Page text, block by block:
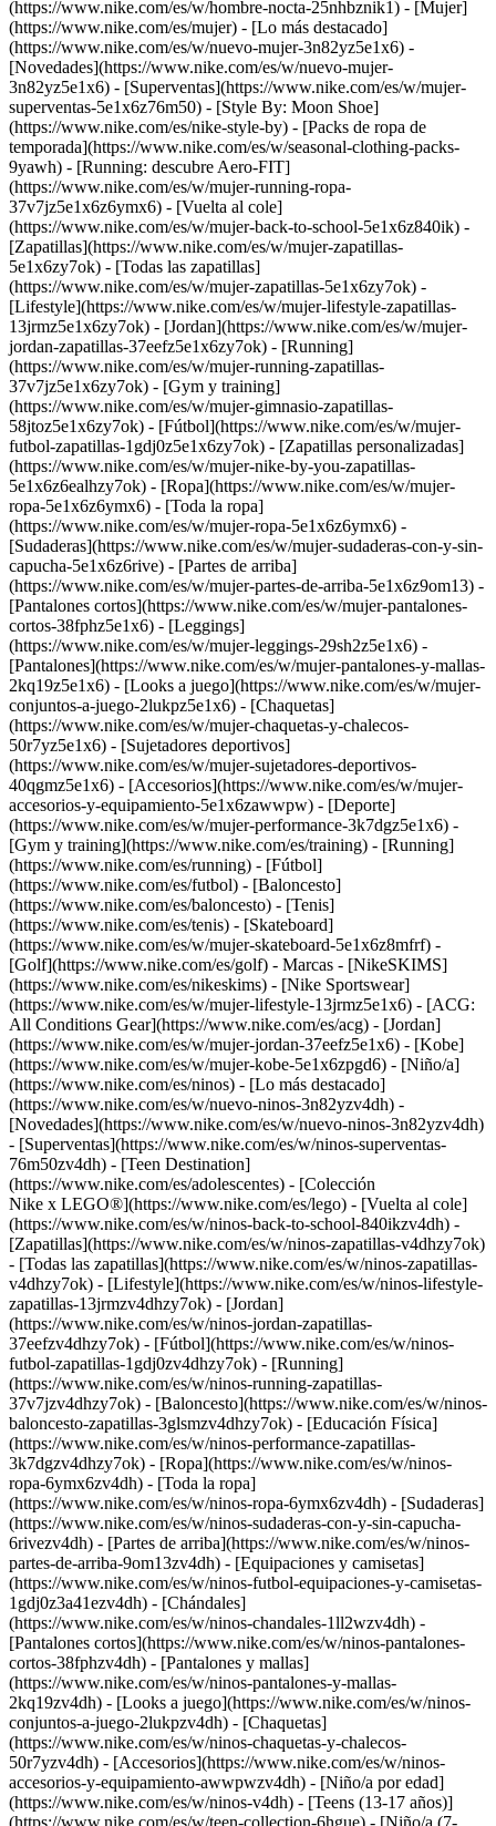
(https://www.nike.com/es/w/hombre-nocta-25nhbznik1) - [Mujer]
(https://www.nike.com/es/mujer) - [Lo más destacado]
(https://www.nike.com/es/w/nuevo-mujer-3n82yz5e1x6) -
[Novedades](https://www.nike.com/es/w/nuevo-mujer-
3n82yz5e1x6) - [Superventas](https://www.nike.com/es/w/mujer-
superventas-5e1x6z76m50) - [Style By: Moon Shoe]
(https://www.nike.com/es/nike-style-by) - [Packs de ropa de
temporada](https://www.nike.com/es/w/seasonal-clothing-packs-
9yawh) - [Running: descubre Aero-FIT]
(https://www.nike.com/es/w/mujer-running-ropa-
37v7jz5e1x6z6ymx6) - [Vuelta al cole]
(https://www.nike.com/es/w/mujer-back-to-school-5e1x6z840ik) -
[Zapatillas](https://www.nike.com/es/w/mujer-zapatillas-
5e1x6zy7ok) - [Todas las zapatillas]
(https://www.nike.com/es/w/mujer-zapatillas-5e1x6zy7ok) -
[Lifestyle](https://www.nike.com/es/w/mujer-lifestyle-zapatillas-
13jrmz5e1x6zy7ok) - [Jordan](https://www.nike.com/es/w/mujer-
jordan-zapatillas-37eefz5e1x6zy7ok) - [Running]
(https://www.nike.com/es/w/mujer-running-zapatillas-
37v7jz5e1x6zy7ok) - [Gym y training]
(https://www.nike.com/es/w/mujer-gimnasio-zapatillas-
58jtoz5e1x6zy7ok) - [Fútbol](https://www.nike.com/es/w/mujer-
futbol-zapatillas-1gdj0z5e1x6zy7ok) - [Zapatillas personalizadas]
(https://www.nike.com/es/w/mujer-nike-by-you-zapatillas-
5e1x6z6ealhzy7ok) - [Ropa](https://www.nike.com/es/w/mujer-
ropa-5e1x6z6ymx6) - [Toda la ropa]
(https://www.nike.com/es/w/mujer-ropa-5e1x6z6ymx6) -
[Sudaderas](https://www.nike.com/es/w/mujer-sudaderas-con-y-sin-
capucha-5e1x6z6rive) - [Partes de arriba]
(https://www.nike.com/es/w/mujer-partes-de-arriba-5e1x6z9om13) -
[Pantalones cortos](https://www.nike.com/es/w/mujer-pantalones-
cortos-38fphz5e1x6) - [Leggings]
(https://www.nike.com/es/w/mujer-leggings-29sh2z5e1x6) -
[Pantalones](https://www.nike.com/es/w/mujer-pantalones-y-mallas-
2kq19z5e1x6) - [Looks a juego](https://www.nike.com/es/w/mujer-
conjuntos-a-juego-2lukpz5e1x6) - [Chaquetas]
(https://www.nike.com/es/w/mujer-chaquetas-y-chalecos-
50r7yz5e1x6) - [Sujetadores deportivos]
(https://www.nike.com/es/w/mujer-sujetadores-deportivos-
40qgmz5e1x6) - [Accesorios](https://www.nike.com/es/w/mujer-
accesorios-y-equipamiento-5e1x6zawwpw) - [Deporte]
(https://www.nike.com/es/w/mujer-performance-3k7dgz5e1x6) -
[Gym y training](https://www.nike.com/es/training) - [Running]
(https://www.nike.com/es/running) - [Fútbol]
(https://www.nike.com/es/futbol) - [Baloncesto]
(https://www.nike.com/es/baloncesto) - [Tenis]
(https://www.nike.com/es/tenis) - [Skateboard]
(https://www.nike.com/es/w/mujer-skateboard-5e1x6z8mfrf) -
[Golf](https://www.nike.com/es/golf) - Marcas - [NikeSKIMS]
(https://www.nike.com/es/nikeskims) - [Nike Sportswear]
(https://www.nike.com/es/w/mujer-lifestyle-13jrmz5e1x6) - [ACG:
All Conditions Gear](https://www.nike.com/es/acg) - [Jordan]
(https://www.nike.com/es/w/mujer-jordan-37eefz5e1x6) - [Kobe]
(https://www.nike.com/es/w/mujer-kobe-5e1x6zpgd6) - [Niño/a]
(https://www.nike.com/es/ninos) - [Lo más destacado]
(https://www.nike.com/es/w/nuevo-ninos-3n82yzv4dh) -
[Novedades](https://www.nike.com/es/w/nuevo-ninos-3n82yzv4dh)
- [Superventas](https://www.nike.com/es/w/ninos-superventas-
76m50zv4dh) - [Teen Destination]
(https://www.nike.com/es/adolescentes) - [Colección
Nike x LEGO®](https://www.nike.com/es/lego) - [Vuelta al cole]
(https://www.nike.com/es/w/ninos-back-to-school-840ikzv4dh) -
[Zapatillas](https://www.nike.com/es/w/ninos-zapatillas-v4dhzy7ok)
- [Todas las zapatillas](https://www.nike.com/es/w/ninos-zapatillas-
v4dhzy7ok) - [Lifestyle](https://www.nike.com/es/w/ninos-lifestyle-
zapatillas-13jrmzv4dhzy7ok) - [Jordan]
(https://www.nike.com/es/w/ninos-jordan-zapatillas-
37eefzv4dhzy7ok) - [Fútbol](https://www.nike.com/es/w/ninos-
futbol-zapatillas-1gdj0zv4dhzy7ok) - [Running]
(https://www.nike.com/es/w/ninos-running-zapatillas-
37v7jzv4dhzy7ok) - [Baloncesto](https://www.nike.com/es/w/ninos-
baloncesto-zapatillas-3glsmzv4dhzy7ok) - [Educación Física]
(https://www.nike.com/es/w/ninos-performance-zapatillas-
3k7dgzv4dhzy7ok) - [Ropa](https://www.nike.com/es/w/ninos-
ropa-6ymx6zv4dh) - [Toda la ropa]
(https://www.nike.com/es/w/ninos-ropa-6ymx6zv4dh) - [Sudaderas]
(https://www.nike.com/es/w/ninos-sudaderas-con-y-sin-capucha-
6rivezv4dh) - [Partes de arriba](https://www.nike.com/es/w/ninos-
partes-de-arriba-9om13zv4dh) - [Equipaciones y camisetas]
(https://www.nike.com/es/w/ninos-futbol-equipaciones-y-camisetas-
1gdj0z3a41ezv4dh) - [Chándales]
(https://www.nike.com/es/w/ninos-chandales-1ll2wzv4dh) -
[Pantalones cortos](https://www.nike.com/es/w/ninos-pantalones-
cortos-38fphzv4dh) - [Pantalones y mallas]
(https://www.nike.com/es/w/ninos-pantalones-y-mallas-
2kq19zv4dh) - [Looks a juego](https://www.nike.com/es/w/ninos-
conjuntos-a-juego-2lukpzv4dh) - [Chaquetas]
(https://www.nike.com/es/w/ninos-chaquetas-y-chalecos-
50r7yzv4dh) - [Accesorios](https://www.nike.com/es/w/ninos-
accesorios-y-equipamiento-awwpwzv4dh) - [Niño/a por edad]
(https://www.nike.com/es/w/ninos-v4dh) - [Teens (13-17 años)]
(https://www.nike.com/es/w/teen-collection-6hgue) - [Niño/a (7-